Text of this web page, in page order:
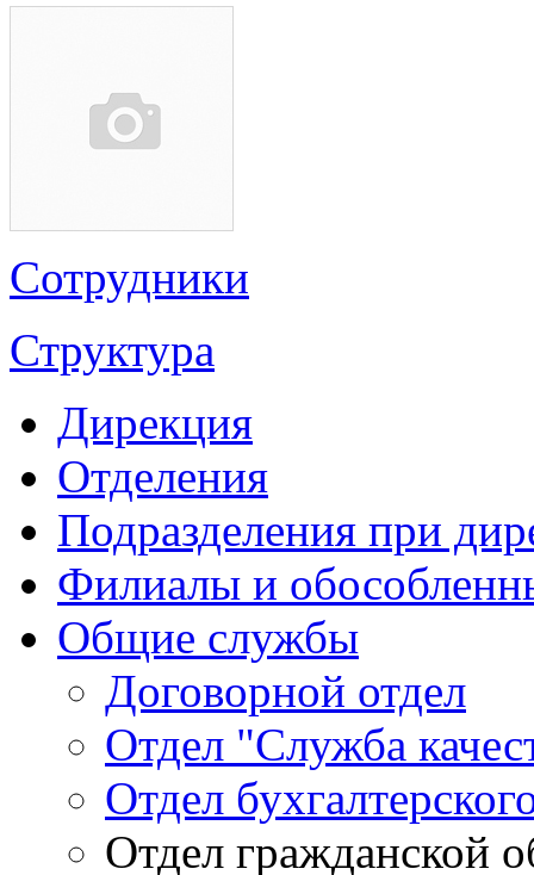
Сотрудники
Структура
Дирекция
Отделения
Подразделения при
Филиалы и
Общие службы
Договорной отдел
Отдел "Служба
Отдел
Отдел гражданской